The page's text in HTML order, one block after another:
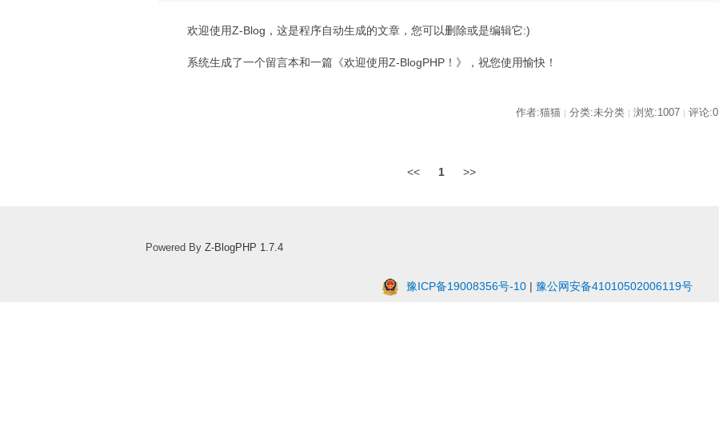
欢迎使用Z-Blog，这是程序自动生成的文章，您可以删除或是编辑它:)
系统生成了一个留言本和一篇《欢迎使用Z-BlogPHP！》，祝您使用愉快！
作者:猫猫 | 分类:未分类 | 浏览:1007 | 评论:0
<< 1 >>
Powered By Z-BlogPHP 1.7.4
豫ICP备19008356号-10 | 豫公网安备41010502006119号